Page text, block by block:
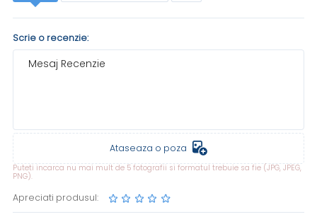
Scrie o recenzie:
Mesaj Recenzie
Ataseaza o poza
Puteti incarca nu mai mult de 5 fotografii si formatul trebuie sa fie (JPG, JPEG,
PNG).
Apreciati produsul: